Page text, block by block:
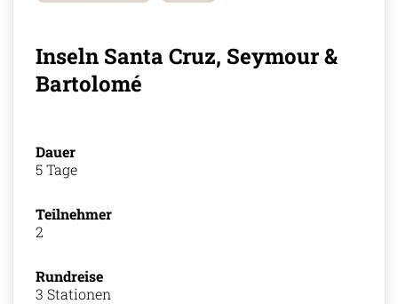
Inseln Santa Cruz, Seymour &
Bartolomé
Dauer
5 Tage
Teilnehmer
2
Rundreise
3 Stationen